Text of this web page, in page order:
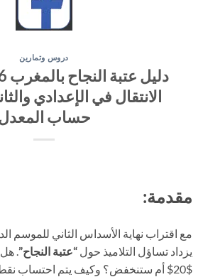
دروس وتمارين
الانتقال في الإعدادي
حساب
مقدمة:
يزداد تساؤل التلاميذ حول “عتبة النجاح”
$20$ أم ستنخفض؟ وكيف يتم احتساب